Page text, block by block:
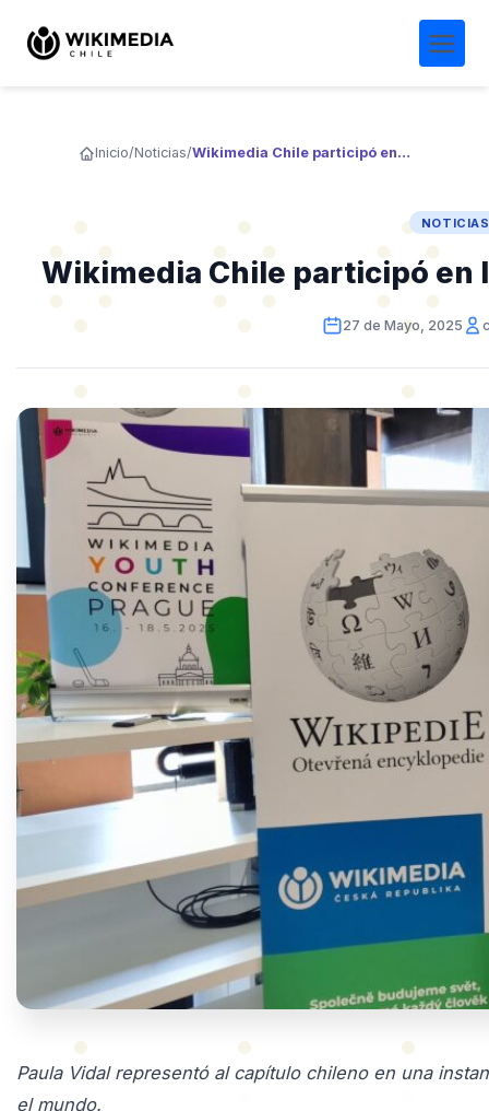
Inicio/Noticias/ Wikimedia Chile participó en la Youth Conference 2025
NOTICIAS
Wikimedia Chile participó en
27 de Mayo, 2025
Paula Vidal representó al capítulo chileno en una
el mundo.